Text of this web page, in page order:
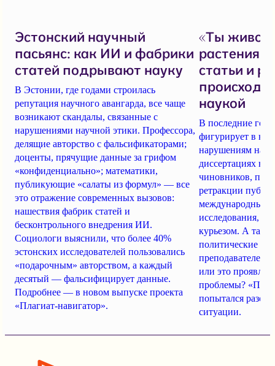
Эстонский научный
пасьянс: как ИИ и фабрики
статей подрывают науку
В Эстонии, где годами строилась
репутация научного авангарда, все чаще
возникают скандалы, связанные с
нарушениями научной этики. Профессора,
делящие авторство с фальсификаторами;
доценты, прячущие данные за грифом
«конфиденциально»; математики,
публикующие «салаты из формул» — все
это отражение современных вызовов:
нашествия фабрик статей и
бесконтрольного внедрения ИИ.
Социологи выяснили, что более 40%
эстонских исследователей пользовались
«подарочным» авторством, а каждый
десятый — фальсифицирует данные.
Подробнее — в новом выпуске проекта
«Плагиат-навигатор».
«Ты
растения,
статьи и
наукой
В последние
фигурирует в
нарушениям
диссертациях
чиновников,
ретракции
международные
исследования,
курьезом. А
политические
преподавателей.
или это
проблемы?
попытался
ситуации.